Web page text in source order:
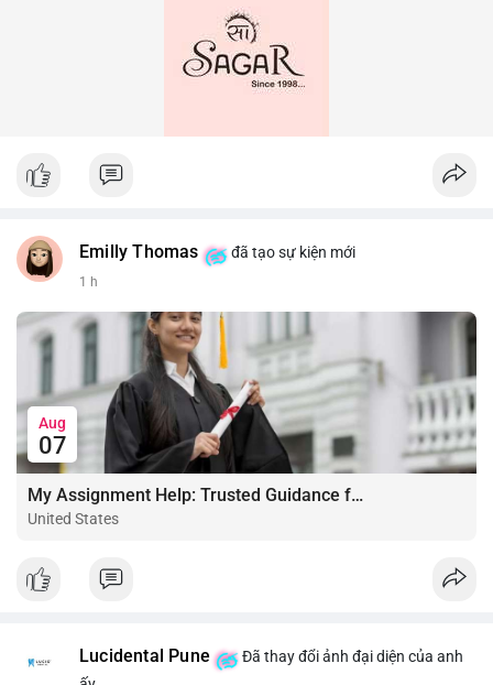
Emilly Thomas đã tạo sự kiện mới
1 h
Aug
07
My Assignment Help: Trusted Guidance for Academic Excellence
United States
Lucidental Pune
Đã thay đổi ảnh đại diện của anh